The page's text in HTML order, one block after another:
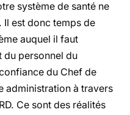
système de santé ne
est donc temps de
auquel il faut
du personnel du
du Chef de
administration à travers
Ce sont des réalités